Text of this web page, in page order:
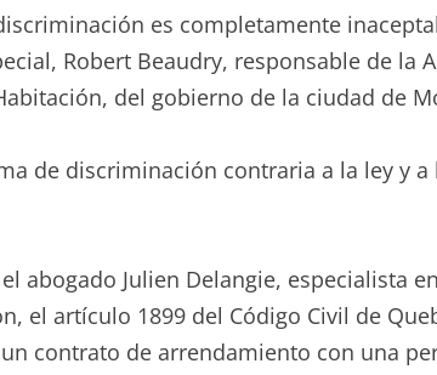
es completamente
Robert Beaudry, responsable de la
del gobierno de la ciudad de
de discriminación contraria a la ley y
abogado Julien Delangie, especialista
el artículo 1899 del Código Civil de
contrato de arrendamiento con una